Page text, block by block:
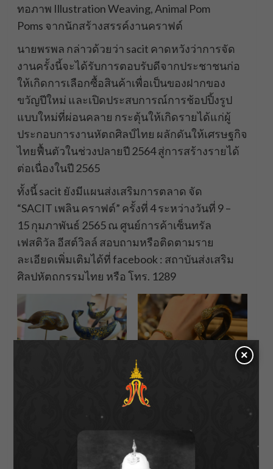
ทอภาพ Illustration Weaving, Animal Pom
Poms จากนักสร้างสรรค์งานคราฟต์
นายพรพล กล่าวด้วยว่า sacit คาดหวังว่าการจัด
งานครั้งนี้จะได้รับการตอบรับดีจากประชาชนก่อ
ให้เกิดการเลือกซื้อสินค้าเพื่อเป็นของฝากของ
ขวัญปีใหม่ และเปิดประสบการณ์การช้อปปิ้งรูป
แบบใหม่ที่ผ่อนคลาย กระตุ้นให้เกิดรายได้แก่ผู้
ประกอบการงานหัตถศิลป์ไทย ผลักดันให้เศรษฐกิจ
ไทยฟื้นตัวในช่วงปลายปี 2564 สู่การสร้างรายได้
ต่อเนื่องในปี 2565
ทั้งนี้ sacit ยังมีแผนส่งเสริมการตลาด จัด
“SACIT เพลิน คราฟต์” ครั้งที่ 4 ระหว่างวันที่ 9 –
15 กุมภาพันธ์ 2565 ณ ศูนย์การค้าเซ็นทรัล
เฟสติวัล อีสต์วิลล์ สอบถามหรือติดตามราย
ละเอียดเพิ่มเติมได้ที่ facebook : สถาบันส่งเสริม
ศิลปหัตถกรรมไทย หรือ โทร. 1289
×